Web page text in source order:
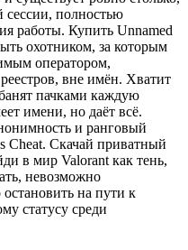
сессии, полностью
работы. Купить Unnamed
охотником, за которым
оператором,
вне имён. Хватит
пачками каждую
имени, но даёт всё.
и ранговый
Cheat. Скачай приватный
в мир Valorant как тень,
невозможно
на пути к
статусу среди